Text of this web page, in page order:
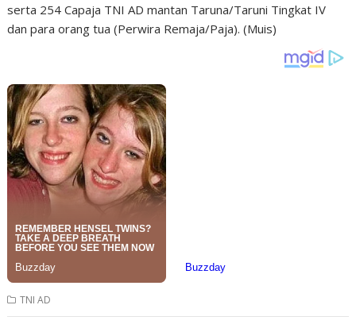
serta 254 Capaja TNI AD mantan Taruna/Taruni Tingkat IV
dan para orang tua (Perwira Remaja/Paja). (Muis)
TNI AD